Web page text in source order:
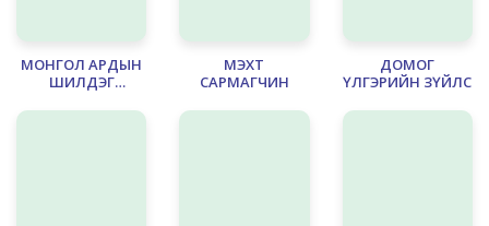
МОНГОЛ АРДЫН
ШИЛДЭГ
МЭХТ
САРМАГЧИН
ДОМОГ
ҮЛГЭРИЙН ЗҮЙЛС